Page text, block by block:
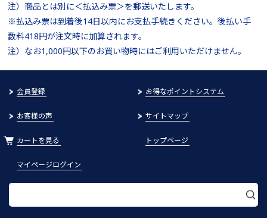
注）商品とは別に＜払込み票＞を郵送いたします。
※払込み票は到着後14日以内にお支払手続きください。後払い手
数料418円が注文時に加算されます。
注）なお1,000円以下のお買い物時にはご利用いただけません。
会員登録 お得なポイントシステム
お客様の声 サイトマップ
カートを見る トップページ
マイページログイン